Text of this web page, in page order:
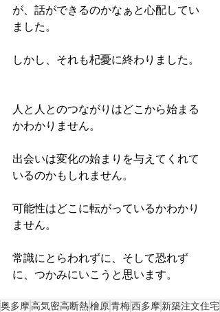
が、話ができるのかなぁと心配してい
ました。
しかし、それも杞憂に終わりました。
人と人とのつながりはどこから始まる
かわかりません。
出会いは変化の始まりを与えてくれて
いるのかもしれません。
可能性はどこに転がっているかわかり
ません。
常識にとらわれずに、そして恐れず
に、つかみにいこうと思います。
奥多摩高気密高断熱檜原青梅西多摩新築注文住宅